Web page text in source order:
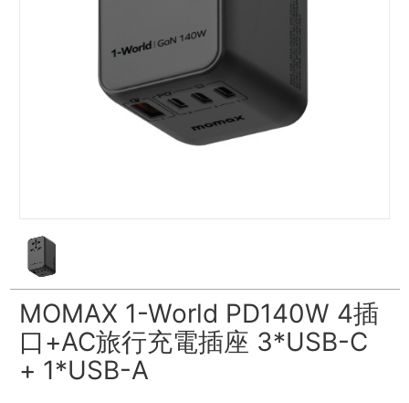
MOMAX 1-World PD140W 4插
口+AC旅行充電插座 3*USB-C
+ 1*USB-A